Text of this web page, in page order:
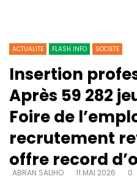
ACTUALITE FLASH INFO SOCIETE
Insertion
Après 59 282
Foire de
recrutement
offre record
ABRAN SALIHO 11 MAI 2026 0